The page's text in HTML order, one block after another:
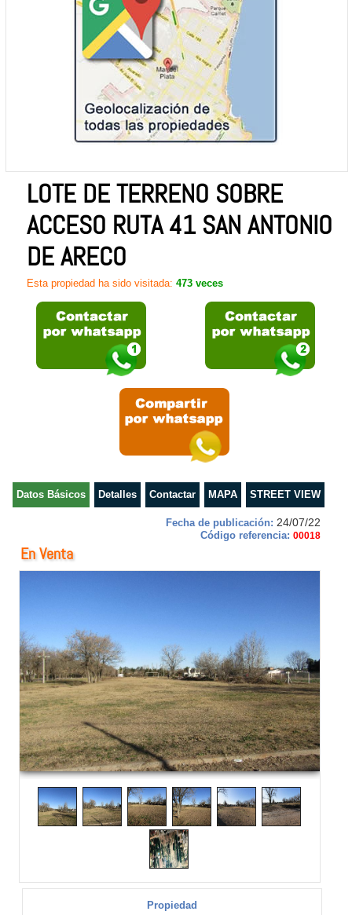
LOTE DE TERRENO SOBRE
ACCESO RUTA 41 SAN ANTONIO
DE ARECO
Esta propiedad ha sido visitada: 473 veces
Datos Básicos Detalles Contactar MAPA STREET VIEW
Fecha de publicación:24/07/22
Código referencia: 00018
En Venta
Propiedad